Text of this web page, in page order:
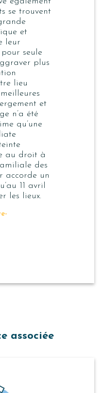
se trouvent
et
leur
seule
plus
lieu
et
n’a été
qu’une
au droit à
des
accorde un
11 avril
les lieux.
associée